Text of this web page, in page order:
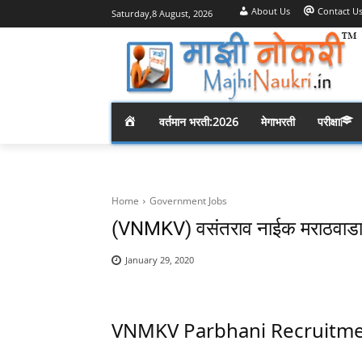
Saturday,8 August, 2026 About Us Contact Us
M
E
वर्तमान भरती:2026 मेगाभरती परीक्षा
Home Government Jobs
(VNMKV) वसंतराव नाईक मराठवाडा
January 29, 2020
VNMKV Parbhani R